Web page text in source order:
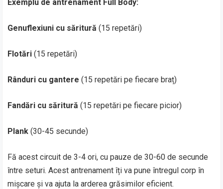
Exemplu de antrenament Full Body:
Genuflexiuni cu săritură (15 repetări)
Flotări (15 repetări)
Rânduri cu gantere (15 repetări pe fiecare braț)
Fandări cu săritură (15 repetări pe fiecare picior)
Plank (30-45 secunde)
Fă acest circuit de 3-4 ori, cu pauze de 30-60 de secunde
între seturi. Acest antrenament îți va pune întregul corp în
mișcare și va ajuta la arderea grăsimilor eficient.